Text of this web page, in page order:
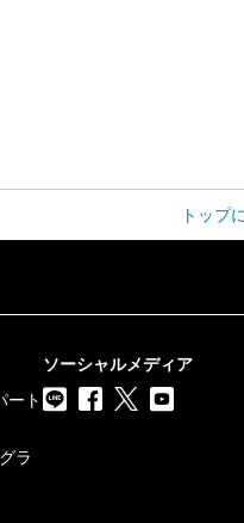
トップ
ート
ラ
ソーシャルメディア